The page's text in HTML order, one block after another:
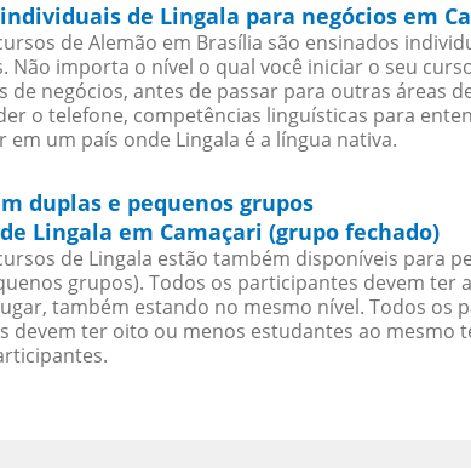
de Lingala para negócios em
de Alemão em Brasília são ensinados
Não importa o nível o qual você iniciar o seu
de negócios, antes de passar para outras áreas
o telefone, competências linguísticas para
em um país onde Lingala é a língua nativa.
duplas e pequenos grupos
Lingala em Camaçari (grupo fechado)
de Lingala estão também disponíveis para
grupos). Todos os participantes devem
também estando no mesmo nível. Todos os
devem ter oito ou menos estudantes ao